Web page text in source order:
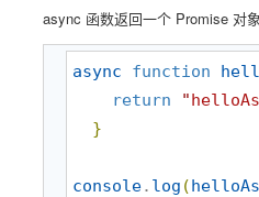
async 函数返回一个 Promise 对
async function
return
"
}
console. log (